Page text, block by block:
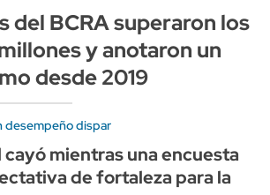
del BCRA superaron los
y anotaron un
desde 2019
desempeño dispar
cayó mientras una encuesta
de fortaleza para la